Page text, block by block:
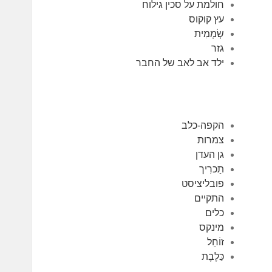
חולמת על סכין גילוח
עץ קוקוס
שְׂמָמִית
גזר
ילד אב לאב של החבר
הקפה-כלב
צמרות
גן העדן
תַכרִיך
פובליציסט
התקיים
כלים
מינקס
זוֹחֵל
כַּלֶבֶת